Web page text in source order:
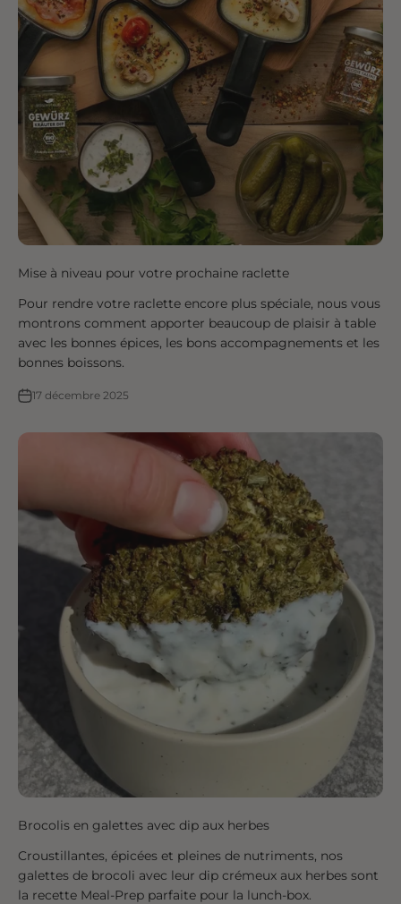
Mise à niveau pour votre prochaine raclette
Pour rendre votre raclette encore plus spéciale, nous vous
montrons comment apporter beaucoup de plaisir à table
avec les bonnes épices, les bons accompagnements et les
bonnes boissons.
17 décembre 2025
Brocolis en galettes avec dip aux herbes
Croustillantes, épicées et pleines de nutriments, nos
galettes de brocoli avec leur dip crémeux aux herbes sont
la recette Meal-Prep parfaite pour la lunch-box.